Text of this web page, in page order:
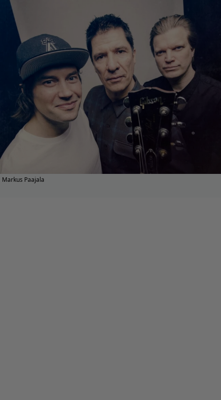
Markus Paajala